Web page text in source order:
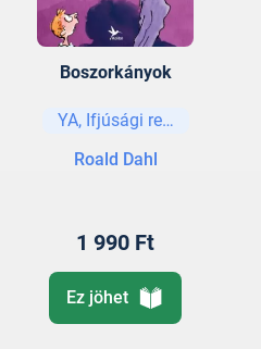
Boszorkányok
YA, Ifjúsági regények és
Roald Dahl
1 990 Ft
Ez jöhet